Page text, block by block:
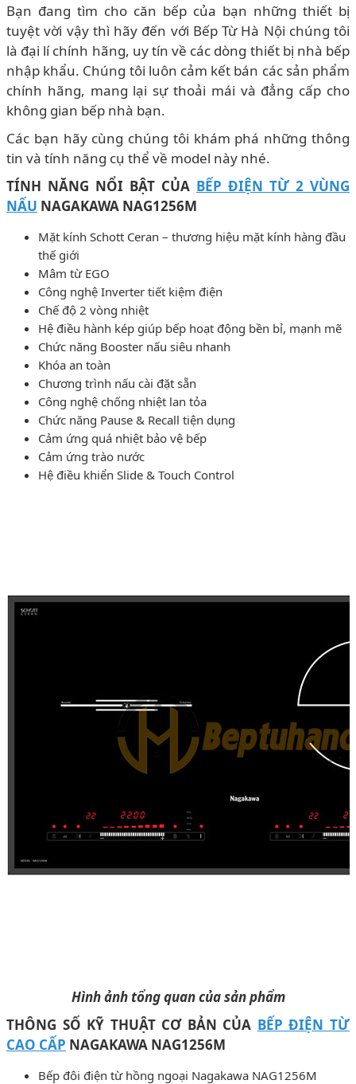
Bạn đang tìm cho căn bếp của bạn những thiết bị
tuyệt vời vậy thì hãy đến với Bếp Từ Hà Nội chúng tôi
là đại lí chính hãng, uy tín về các dòng thiết bị nhà bếp
nhập khẩu. Chúng tôi luôn cảm kết bán các sản phẩm
chính hãng, mang lại sự thoải mái và đẳng cấp cho
không gian bếp nhà bạn.
Các bạn hãy cùng chúng tôi khám phá những thông
tin và tính năng cụ thể về model này nhé.
TÍNH NĂNG NỔI BẬT CỦA BẾP ĐIỆN TỪ 2 VÙNG
NẤU NAGAKAWA NAG1256M
Mặt kính Schott Ceran – thương hiệu mặt kính hàng đầu
thế giới
Mâm từ EGO
Công nghệ Inverter tiết kiệm điện
Chế độ 2 vòng nhiệt
Hệ điều hành kép giúp bếp hoạt động bền bỉ, mạnh mẽ
Chức năng Booster nấu siêu nhanh
Khóa an toàn
Chương trình nấu cài đặt sẵn
Công nghệ chống nhiệt lan tỏa
Chức năng Pause & Recall tiện dụng
Cảm ứng quá nhiệt bảo vệ bếp
Cảm ứng trào nước
Hệ điều khiển Slide & Touch Control
Hình ảnh tổng quan của sản phẩm
THÔNG SỐ KỸ THUẬT CƠ BẢN CỦA BẾP ĐIỆN TỪ
CAO CẤP NAGAKAWA NAG1256M
Bếp đôi điện từ hồng ngoại Nagakawa NAG1256M